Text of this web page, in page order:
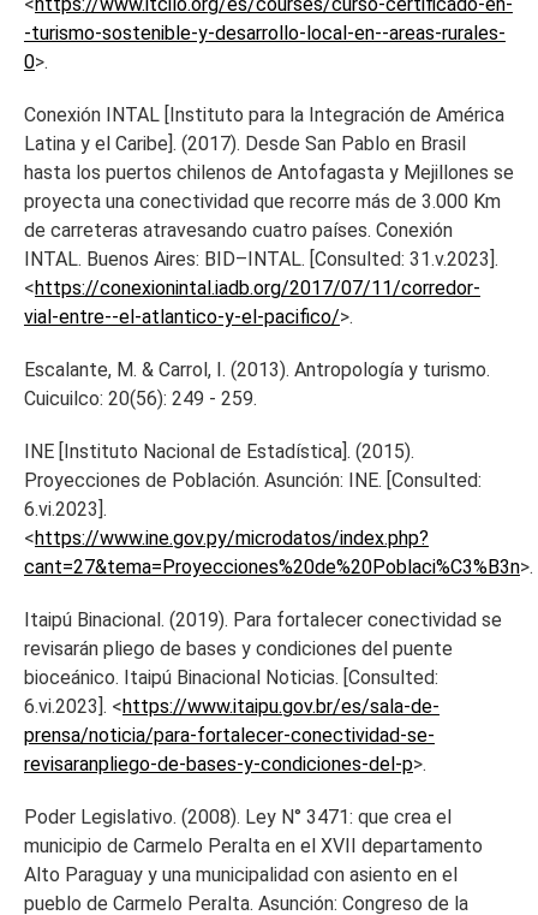
-turismo-sostenible-y-desarrollo-local-en--areas-rurales-
0>.
Conexión INTAL [Instituto para la Integración de América
Latina y el Caribe]. (2017). Desde San Pablo en Brasil
hasta los puertos chilenos de Antofagasta y Mejillones se
proyecta una conectividad que recorre más de 3.000 Km
de carreteras atravesando cuatro países. Conexión
INTAL. Buenos Aires: BID–INTAL. [Consulted: 31.v.2023].
<https://conexionintal.iadb.org/2017/07/11/corredor-
vial-entre--el-atlantico-y-el-pacifico/>.
Escalante, M. & Carrol, I. (2013). Antropología y turismo.
Cuicuilco: 20(56): 249 - 259.
INE [Instituto Nacional de Estadística]. (2015).
Proyecciones de Población. Asunción: INE. [Consulted:
6.vi.2023].
<https://www.ine.gov.py/microdatos/index.php?
cant=27&tema=Proyecciones%20de%20Poblaci%C3%B3n>.
Itaipú Binacional. (2019). Para fortalecer conectividad se
revisarán pliego de bases y condiciones del puente
bioceánico. Itaipú Binacional Noticias. [Consulted:
6.vi.2023]. <https://www.itaipu.gov.br/es/sala-de-
prensa/noticia/para-fortalecer-conectividad-se-
revisaranpliego-de-bases-y-condiciones-del-p>.
Poder Legislativo. (2008). Ley N° 3471: que crea el
municipio de Carmelo Peralta en el XVII departamento
Alto Paraguay y una municipalidad con asiento en el
pueblo de Carmelo Peralta. Asunción: Congreso de la